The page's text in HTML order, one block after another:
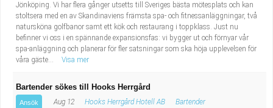
Jönköping. Vi har flera gånger utsetts till Sveriges bästa mötesplats och kan
stoltsera med en av Skandinaviens främsta spa- och fitnessanläggningar, två
natursköna golfbanor samt ett kök och restaurang i toppklass. Just nu
befinner vi oss i en spännande expansionsfas: vi bygger ut och förnyar vår
spa-anläggning och planerar för fler satsningar som ska höja upplevelsen för
våra gäste...
Visa mer
Bartender sökes till Hooks Herrgård
Ansök Aug 12 Hooks Herrgård Hotell AB Bartender